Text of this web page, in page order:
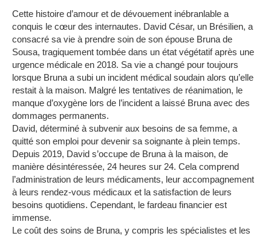
Cette histoire d’amour et de dévouement inébranlable a
conquis le cœur des internautes. David César, un Brésilien, a
consacré sa vie à prendre soin de son épouse Bruna de
Sousa, tragiquement tombée dans un état végétatif après une
urgence médicale en 2018. Sa vie a changé pour toujours
lorsque Bruna a subi un incident médical soudain alors qu’elle
restait à la maison. Malgré les tentatives de réanimation, le
manque d’oxygène lors de l’incident a laissé Bruna avec des
dommages permanents.
David, déterminé à subvenir aux besoins de sa femme, a
quitté son emploi pour devenir sa soignante à plein temps.
Depuis 2019, David s’occupe de Bruna à la maison, de
manière désintéressée, 24 heures sur 24. Cela comprend
l’administration de leurs médicaments, leur accompagnement
à leurs rendez-vous médicaux et la satisfaction de leurs
besoins quotidiens. Cependant, le fardeau financier est
immense.
Le coût des soins de Bruna, y compris les spécialistes et les